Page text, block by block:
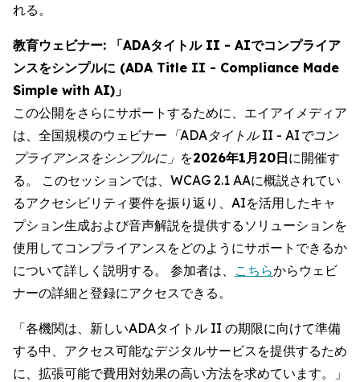
れる。
教育ウェビナー: 「ADAタイトル II - AIでコンプライア
ンスをシンプルに (ADA Title II - Compliance Made
Simple with AI)」
この公開をさらにサポートするために、エイアイメディア
は、全国規模のウェビナー 「ADAタイトル II - AIでコン
プライアンスをシンプルに」 を2026年1月20日に開催す
る。 このセッションでは、WCAG 2.1 AAに概説されてい
るアクセシビリティ要件を振り返り、AIを活用したキャ
プション生成および音声解説を提供するソリューションを
使用してコンプライアンスをどのようにサポートできるか
について詳しく説明する。 参加者は、 こちらからウェビ
ナーの詳細と登録にアクセスできる。
「各機関は、新しいADAタイトル II の期限に向けて準備
する中、アクセス可能なデジタルサービスを提供するため
に、拡張可能で費用対効果の高い方法を求めています。」